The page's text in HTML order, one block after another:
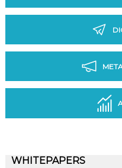
WHITEPAPERS